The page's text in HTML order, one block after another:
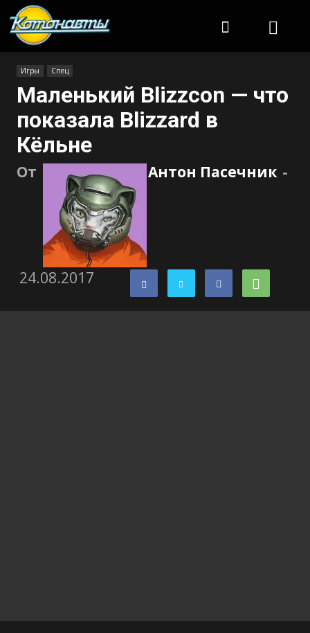
Игры Спец
Маленький Blizzcon — что
показала Blizzard в
Кёльне
От Антон Пасечник -
24.08.2017